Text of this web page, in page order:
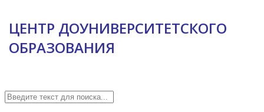
ЦЕНТР ДОУНИВЕРСИТЕТСКОГО
ОБРАЗОВАНИЯ